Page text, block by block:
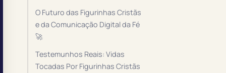
O Futuro das Figurinhas Cristãs
e da Comunicação Digital da Fé
🚀
Testemunhos Reais: Vidas
Tocadas Por Figurinhas Cristãs